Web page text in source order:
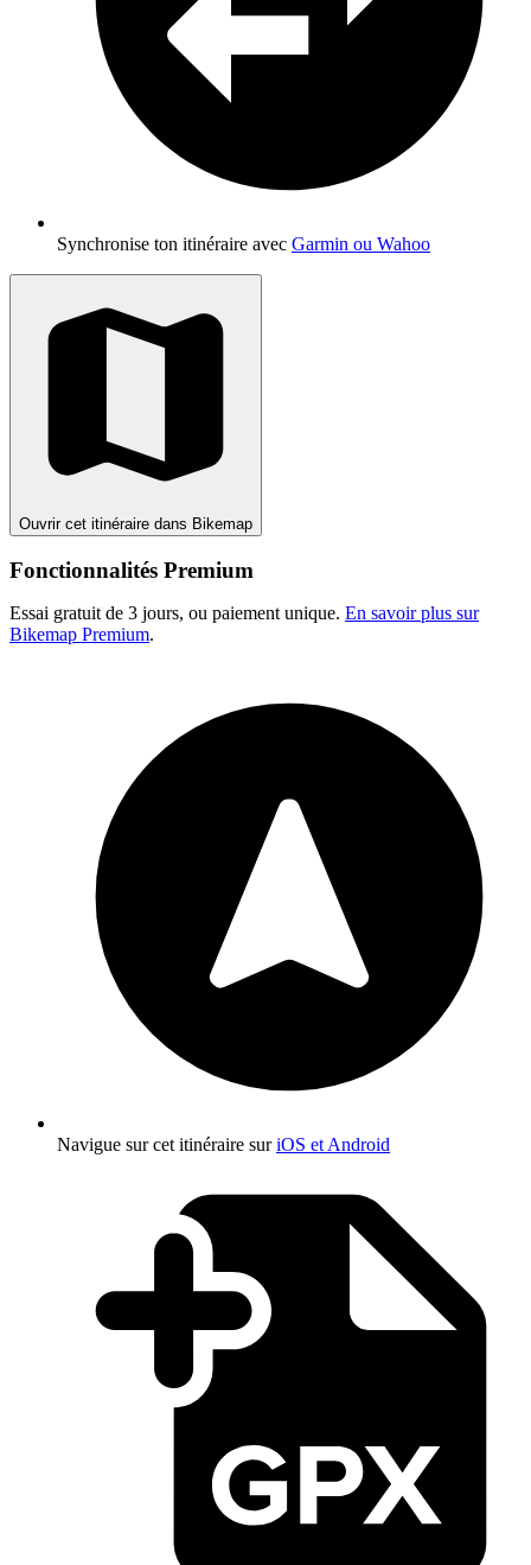
Synchronise ton itinéraire avec Garmin ou Wahoo
Ouvrir cet itinéraire dans Bikemap
Fonctionnalités Premium
Essai gratuit de 3 jours, ou paiement unique. En savoir plus sur
Bikemap Premium.
Navigue sur cet itinéraire suriOS et Android